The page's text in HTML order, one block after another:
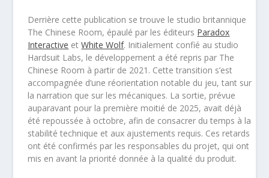
Derrière cette publication se trouve le studio britannique
The Chinese Room, épaulé par les éditeurs Paradox
Interactive etWhite Wolf. Initialement confié au studio
Hardsuit Labs, le développement a été repris par The
Chinese Room à partir de 2021. Cette transition s’est
accompagnée d’une réorientation notable du jeu, tant sur
la narration que sur les mécaniques. La sortie, prévue
auparavant pour la première moitié de 2025, avait déjà
été repoussée à octobre, afin de consacrer du temps à la
stabilité technique et aux ajustements requis. Ces retards
ont été confirmés par les responsables du projet, qui ont
mis en avant la priorité donnée à la qualité du produit.